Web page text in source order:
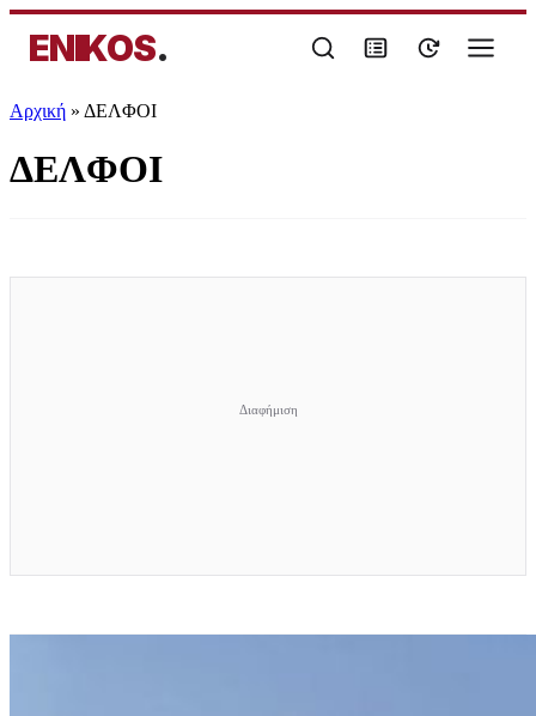
ENIKOS.
Αρχική » ΔΕΛΦΟΙ
ΔΕΛΦΟΙ